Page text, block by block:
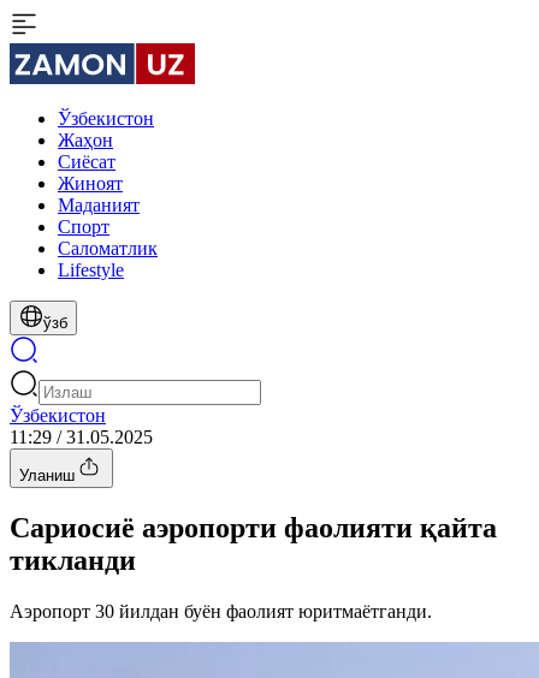
Ўзбекистон
Жаҳон
Сиёсат
Жиноят
Маданият
Спорт
Cаломатлик
Lifestyle
ўзб
Ўзбекистон
11:29 / 31.05.2025
Уланиш
Сариосиё аэропорти фаолияти қайта
тикланди
Аэропорт 30 йилдан буён фаолият юритмаётганди.